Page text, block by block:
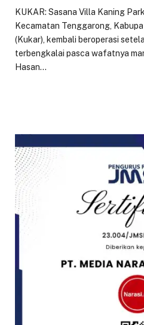
KUKAR: Sasana Villa Kaning
Kecamatan Tenggarong,
(Kukar), kembali beroperasi
terbengkalai pasca wafatnya
Hasan…